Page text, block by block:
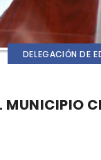
DELEGACIÓN DE